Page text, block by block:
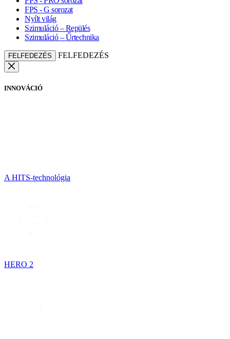
FPS - G sorozat
Nyílt világ
Szimuláció – Repülés
Szimuláció – Űrtechnika
FELFEDEZÉS FELFEDEZÉS
INNOVÁCIÓ
A HITS-technológia
HERO 2